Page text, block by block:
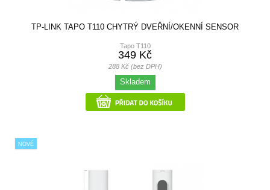
TP-LINK TAPO T110 CHYTRÝ DVEŘNÍ/OKENNÍ SENSOR
Tapo T110
349 Kč
288 Kč (bez DPH)
Skladem
NOVÉ